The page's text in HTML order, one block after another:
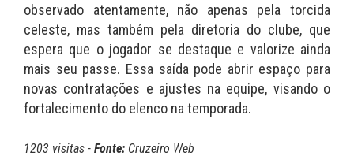
observado atentamente, não apenas pela torcida
celeste, mas também pela diretoria do clube, que
espera que o jogador se destaque e valorize ainda
mais seu passe. Essa saída pode abrir espaço para
novas contratações e ajustes na equipe, visando o
fortalecimento do elenco na temporada.
1203 visitas - Fonte: Cruzeiro Web